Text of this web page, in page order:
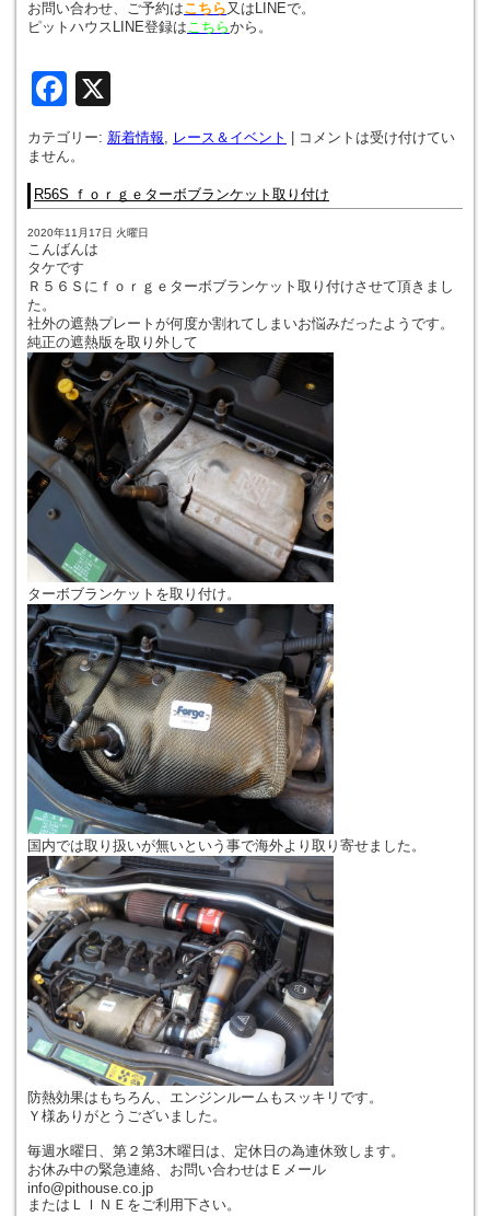
お問い合わせ、ご予約はこちら又はLINEで。
ピットハウスLINE登録は こちらから。
Facebook
カテゴリー: 新着情報 レース＆イベント
コメントは受け付けてい
ません。
R56S ｆｏｒｇｅターボブランケット取り付け
2020年11月17日 火曜日
こんばんは
タケです
Ｒ５６Ｓにｆｏｒｇｅターボブランケット取り付けさせて頂きまし
た。
社外の遮熱プレートが何度か割れてしまいお悩みだったようです。
純正の遮熱版を取り外して
ターボブランケットを取り付け。
国内では取り扱いが無いという事で海外より取り寄せました。
防熱効果はもちろん、エンジンルームもスッキリです。
Ｙ様ありがとうございました。
毎週水曜日、第２第3木曜日は、定休日の為連休致します。
お休み中の緊急連絡、お問い合わせはＥメール
info@pithouse.co.jp
またはＬＩＮＥをご利用下さい。